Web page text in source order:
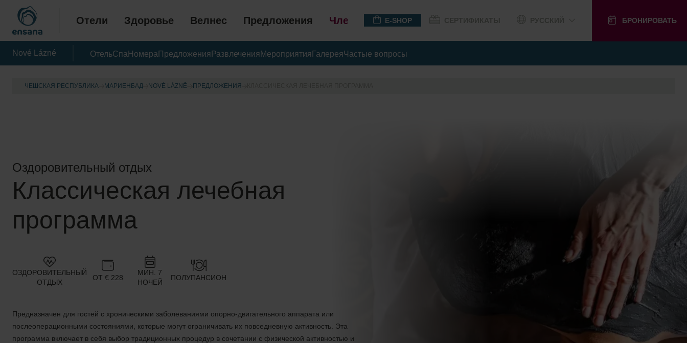
Отели Здоровье Велнес Предложения Членство E-SHOP БРОНИРОВАТЬ
Nové Lázné ОтельСпа Номера Предложения Развлечения Мероприятия ГалереяЧастые вопросы
ЧЕШСКАЯ РЕСПУБЛИКА МАРИЕНБАД NOVÉ LÁZNĚ ПРЕДЛОЖЕНИЯ
Оздоровительный отдых
Классическая лечебная
программа
ОЗДОРОВИТЕЛЬНЫЙ
ОТДЫХ
ОТ € 228
МИН. 7
НОЧЕЙ
ПОЛУПАНСИОН
Предназначен для гостей с хроническими заболеваниями опорно-двигательного аппарата или
послеоперационными состояниями, которые могут ограничивать их повседневную активность. Эта
программа включает в себя выбор традиционных процедур в сочетании с физической активностью и